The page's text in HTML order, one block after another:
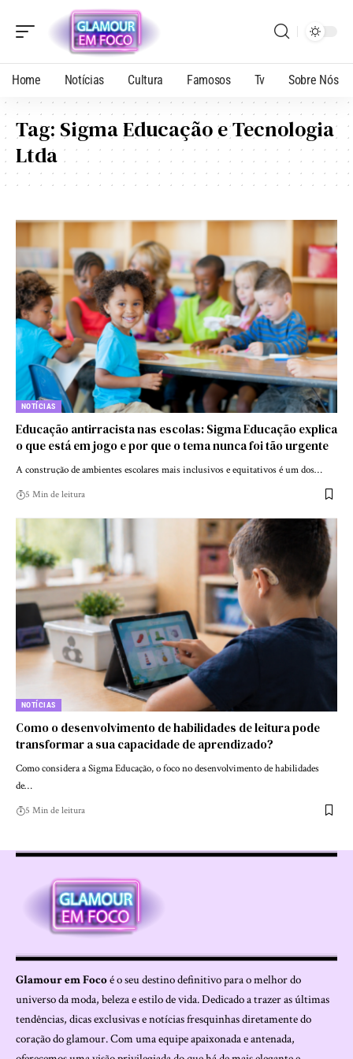
Home Notícias Cultura Famosos Tv Sobre Nós
Tag: Sigma Educação e Tecnologia
Ltda
NOTÍCIAS
Educação antirracista nas escolas: Sigma Educação explica
o que está em jogo e por que o tema nunca foi tão urgente
A construção de ambientes escolares mais inclusivos e equitativos é um dos…
5 Min de leitura
NOTÍCIAS
Como o desenvolvimento de habilidades de leitura pode
transformar a sua capacidade de aprendizado?
Como considera a Sigma Educação, o foco no desenvolvimento de habilidades
de…
5 Min de leitura
Glamour em Focoé o seu destino definitivo para o melhor do
universo da moda, beleza e estilo de vida. Dedicado a trazer as últimas
tendências, dicas exclusivas e notícias fresquinhas diretamente do
coração do glamour. Com uma equipe apaixonada e antenada,